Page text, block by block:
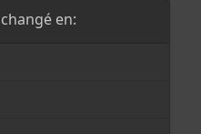
en: